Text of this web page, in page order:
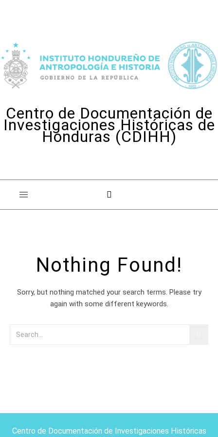
Centro de Documentación de
Investigaciones Históricas de
Honduras (CDIHH)
Nothing Found!
Sorry, but nothing matched your search terms. Please try
again with some different keywords.
Centro de Documentación de Investigaciones Históricas